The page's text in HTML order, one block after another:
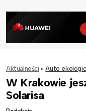
Aktualności » Auto
W Krakowie
Solarisa